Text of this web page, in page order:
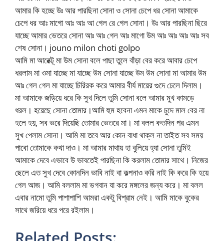
আমার কি হচ্ছে উঃ আর পারছিনা সোনা ও সোনা চেপে ধর সোনা আমাকে
চেপে ধর আঃ মাগো আঃ আঃ আ গেল রে গেল সোনা। উঃ আর পারছিনা ছিরে
যাচ্ছে আমার ভেতরে সোনা আঃ আঃ গেল আঃ মাগো উম আঃ আঃ আঃ আঃ সব
শেষ সোনা। jouno milon choti golpo
আমি মা আরেক্টূ মা উম সোনা বলে পাছা তুলে বাঁড়া বের করে আবার চেপে
ধরলাম মা ওমা যাচ্ছে মা যাচ্ছে উম সোনা যাচ্ছে উম উম সোনা মা আমার উম
আঃ গেল গেল মা যাচ্ছে চিরিরক করে আমার বীর্য মায়ের গুদে ঢেলে দিলাম।
মা আমাকে জড়িয়ে ধরে কি সুখ দিলে তুমি সোনা বলে আমার মুখ কামড়ে
ধরল। হয়েছে সোনা তোমার।আমি হুম হবেনা এমন মাকে চুদে মাল বের না
হলে হয়, সব ভরে দিয়েছি তোমার ভেতরে মা। মা বলল কতদিন পর এমন
সুখ পেলাম সোনা। আমি মা তবে আর কোন বাধা থাক্ল না তাইত সব সময়
পাবো তোমাকে কথা দাও। মা আমার মাথায় হা বুলিয়ে হ্যা সোনা তুমিই
আমাকে দেবে এভাবে উ ভাবতেই পারছিনা কি করলাম তোমার সাথে। নিজের
ছেলে এত সুখ দেবে কোনদিন ভাবি নাই বা কল্পনাও করি নাই কি করে কি হয়ে
গেল আজ। আমি বললাম মা ভগবান যা করে মঙ্গলের জন্য করে। মা বলল
এবার নামো তুমি পাশাপাশি আমরা একটু বিশ্রাম নেই। আমি মাকে বুকের
সাথে জরিয়ে ধরে পরে রইলাম।